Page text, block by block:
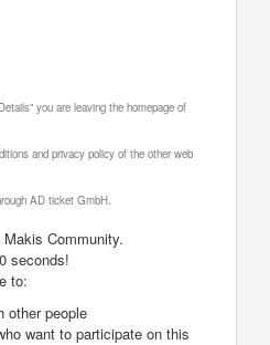
you are leaving the homepage of
and privacy policy of the other web
AD ticket GmbH.
Community.
seconds!
to:
other people
want to participate on this